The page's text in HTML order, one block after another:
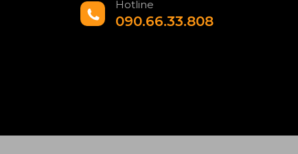
Hotline
090.66.33.808